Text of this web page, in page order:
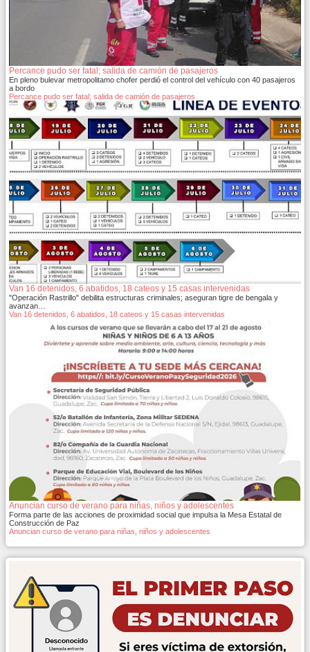
Percance pudo ser fatal; salida de camión de pasajeros
En pleno bulevar metropolitamo chofer perdió el control del vehículo con 40 pasajeros
a bordo
Percance pudo ser fatal; salida de camión de pasajeros
Van 16 detenidos, 6 abatidos, 18 cateos y 15 casas intervenidas
"Operación Rastrillo" debilita estructuras criminales; aseguran tigre de bengala y
avanzan…
Van 16 detenidos, 6 abatidos, 18 cateos y 15 casas intervenidas
Anuncian curso de verano para niñas, niños y adolescentes
Forma parte de las acciones de proximidad social que impulsa la Mesa Estatal de
Construcción de Paz
Anuncian curso de verano para niñas, niños y adolescentes